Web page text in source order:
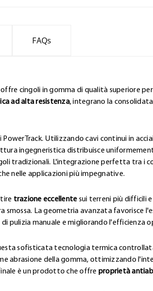
FAQs
offre cingoli in gomma di qualità superiore
ad alta resistenza, integrano la consolidata
Utilizzando cavi continui in
ingegneristica distribuisce
tradizionali. L'integrazione perfetta tra i
nelle applicazioni più impegnative.
trazione eccellente sui terreni più difficili
La geometria avanzata favorisce
pulizia manuale e migliorando l'efficienza
sofisticata tecnologia termica
abrasione della gomma, ottimizzando
è un prodotto che offre proprietà